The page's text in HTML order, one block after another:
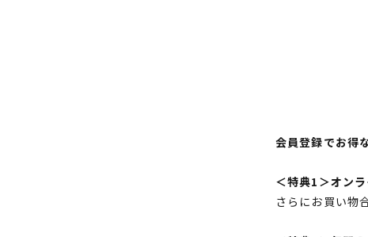
会員登録でお得
＜特典1＞オン
さらにお買い物